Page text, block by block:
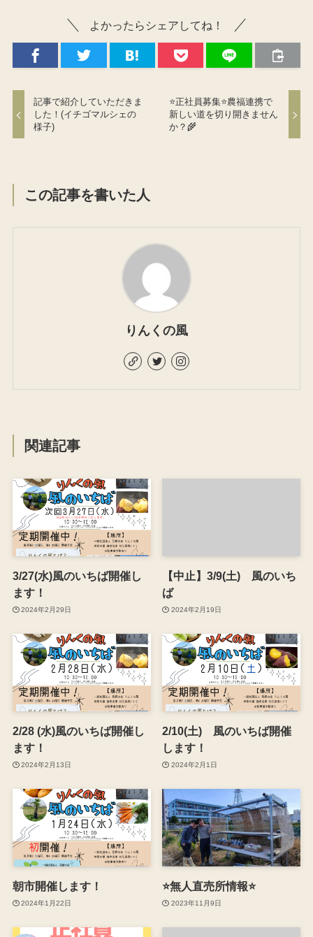
よかったらシェアしてね！
記事で紹介していただきま
した！(イチゴマルシェの
様子)
⭐️正社員募集⭐️農福連携で
新しい道を切り開きません
か？🌾
この記事を書いた人
りんくの風
関連記事
3/27(水)風のいちば開催し
ます！
2024年2月29日
【中止】3/9(土) 風のいち
ば
2024年2月19日
2/28 (水)風のいちば開催し
ます！
2024年2月13日
2/10(土) 風のいちば開催
します！
2024年2月1日
朝市開催します！
2024年1月22日
⭐️無人直売所情報⭐️
2023年11月9日